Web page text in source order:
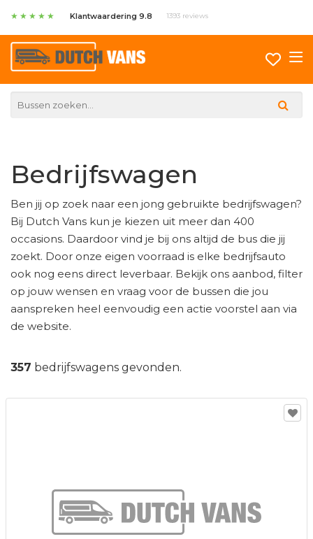
★ ★ ★ ★ ★ Klantwaardering 9.8 1393 reviews
Bedrijfswagen
Ben jij op zoek naar een jong gebruikte bedrijfswagen?
Bij Dutch Vans kun je kiezen uit meer dan 400
occasions. Daardoor vind je bij ons altijd de bus die jij
zoekt. Door onze eigen voorraad is elke bedrijfsauto
ook nog eens direct leverbaar. Bekijk ons aanbod, filter
op jouw wensen en vraag voor de bussen die jou
aanspreken heel eenvoudig een actie voorstel aan via
de website.
357 bedrijfswagens gevonden.